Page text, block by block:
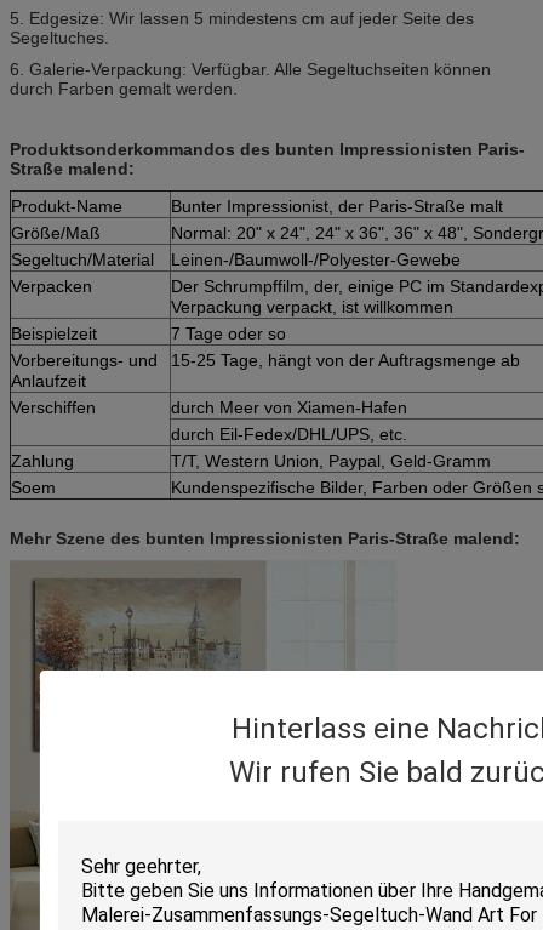
Hinterlass eine
Wir rufen Sie bald
5. Edgesize: Wir lassen 5 mindestens cm auf jeder Seite des
Segeltuches.
6. Galerie-Verpackung: Verfügbar. Alle Segeltuchseiten können
durch Farben gemalt werden.
Produktsonderkommandos des bunten Impressionisten Paris-
Straße malend:
Produkt-Name
Bunter Impressionist, der Paris-Straße malt
Größe/Maß
Normal: 20" x 24", 24" x 36", 36" x 48",
Segeltuch/Material
Leinen-/Baumwoll-/Polyester-Gewebe
Verpacken
Der Schrumpffilm, der, einige PC im
Verpackung verpackt, ist willkommen
Beispielzeit
7 Tage oder so
Vorbereitungs- und
Anlaufzeit
15-25 Tage, hängt von der Auftragsmenge ab
Verschiffen
durch Meer von Xiamen-Hafen
durch Eil-Fedex/DHL/UPS, etc.
Zahlung
T/T, Western Union, Paypal, Geld-Gramm
Soem
Kundenspezifische Bilder, Farben oder Größen
Mehr Szene des bunten Impressionisten Paris-Straße malend: